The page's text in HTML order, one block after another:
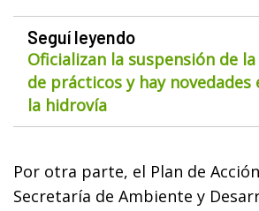
Seguí leyendo
Oficializan la suspensión de
de prácticos y hay
la hidrovía
Por otra parte, el Plan de
Secretaría de Ambiente y